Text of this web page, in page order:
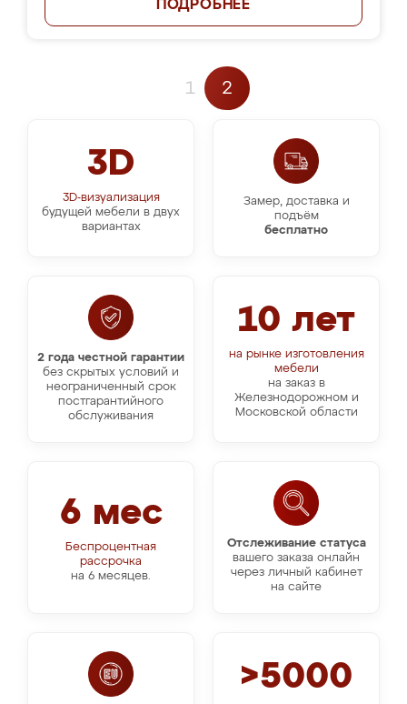
ПОДРОБНЕЕ
1 2
3D
3D-визуализация
будущей мебели в двух
вариантах
Замер, доставка и
подъём
бесплатно
10 лет
на рынке изготовления
мебели
на заказ в
Железнодорожном и
Московской области
2 года честной гарантии
без скрытых условий и
неограниченный срок
постгарантийного
обслуживания
Отслеживание статуса
вашего заказа онлайн
через личный кабинет
на сайте
6 мес
Беспроцентная
рассрочка
на 6 месяцев.
>5000